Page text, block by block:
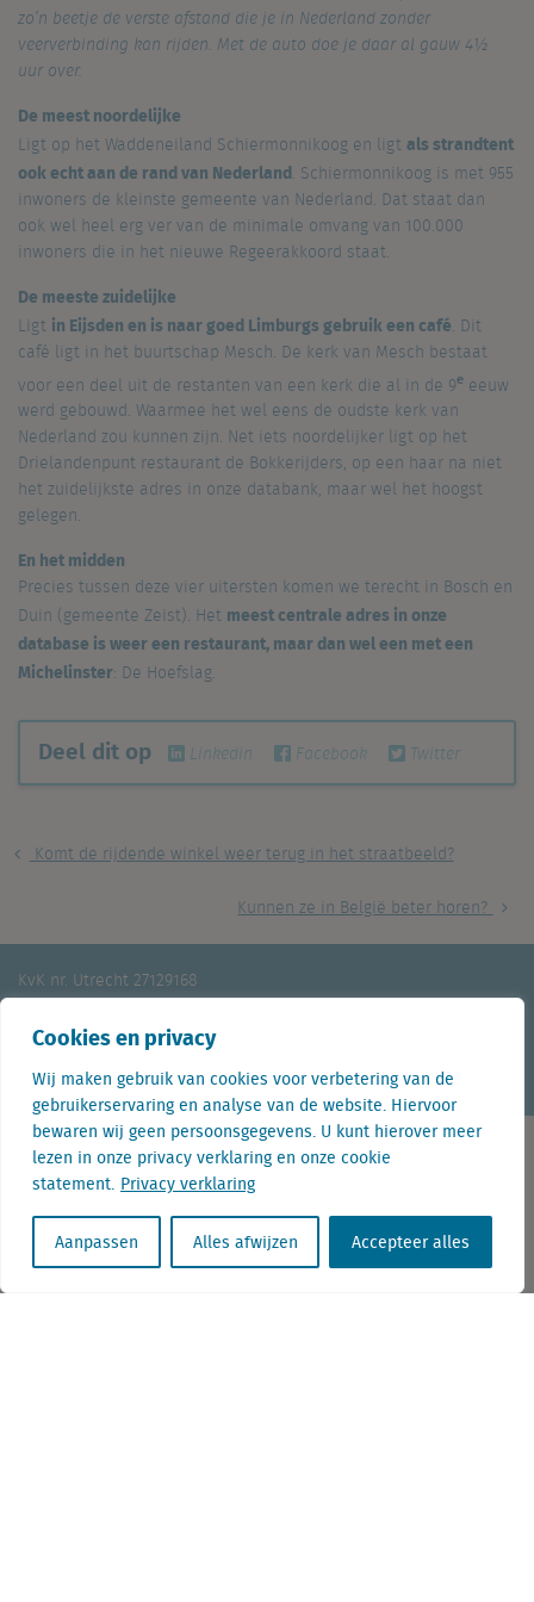
Cookies en privacy
Wij maken gebruik van cookies voor verbetering van de
gebruikerservaring en analyse van de website. Hiervoor
bewaren wij geen persoonsgegevens. U kunt hierover meer
lezen in onze privacy verklaring en onze cookie
statement. Privacy verklaring
Aanpassen Alles afwijzen Accepteer alles
zo’n beetje de verste afstand die je in Nederland zonder
veerverbinding kan rijden. Met de auto doe je daar al gauw 4½
uur over.
De meest noordelijke
Ligt op het Waddeneiland Schiermonnikoog en ligtals strandtent
ook echt aan de rand van Nederland. Schiermonnikoog is met 955
inwoners de kleinste gemeente van Nederland. Dat staat dan
ook wel heel erg ver van de minimale omvang van 100.000
inwoners die in het nieuwe Regeerakkoord staat.
De meeste zuidelijke
Ligt in Eijsden en is naar goed Limburgs gebruik een café. Dit
café ligt in het buurtschap Mesch. De kerk van Mesch bestaat
voor een deel uit de restanten van een kerk die al in de 9e eeuw
werd gebouwd. Waarmee het wel eens de oudste kerk van
Nederland zou kunnen zijn. Net iets noordelijker ligt op het
Drielandenpunt restaurant de Bokkerijders, op een haar na niet
het zuidelijkste adres in onze databank, maar wel het hoogst
gelegen.
En het midden
Precies tussen deze vier uitersten komen we terecht in Bosch en
Duin (gemeente Zeist). Het meest centrale adres in onze
database is weer een restaurant, maar dan wel een met een
Michelinster: De Hoefslag.
Deel dit op Linkedin Facebook Twitter
Komt de rijdende winkel weer terug in het straatbeeld?
Kunnen ze in België beter horen?
KvK nr. Utrecht 27129168
Aanmelden nieuwsbrief
+31 (0) 85 760 3283